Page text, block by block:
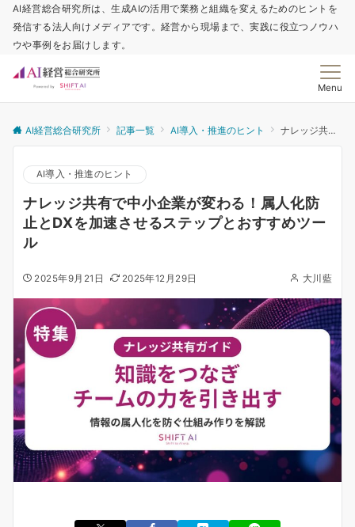
AI経営総合研究所は、生成AIの活用で業務と組織を変えるためのヒントを
発信する法人向けメディアです。経営から現場まで、実践に役立つノウハ
ウや事例をお届けします。
Menu
AI経営総合研究所 記事一覧 AI導入・推進のヒント ナレッジ共有で中小企業が変わる！属人化防止とDXを加速させるステップとおすすめツール
AI導入・推進のヒント
ナレッジ共有で中小企業が変わる！属人化防
止とDXを加速させるステップとおすすめツー
ル
2025年9月21日 2025年12月29日 大川藍